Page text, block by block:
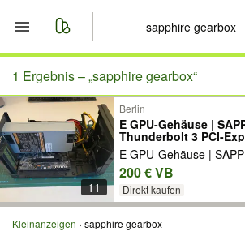
Start
Merkliste
Nachrichten
Anzeige aufgeben
1 Ergebnis –„sapphire gearbox“
11
Berlin
E GPU-Gehäuse |
Thunderbolt 3 PCI-
E GPU-Gehäuse |
200 € VB
Direkt kaufen
Kleinanzeigen sapphire gearbox